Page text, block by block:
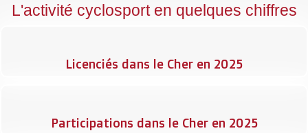
L'activité cyclosport en quelques chiffres
Licenciés dans le Cher en 2025
Participations dans le Cher en 2025